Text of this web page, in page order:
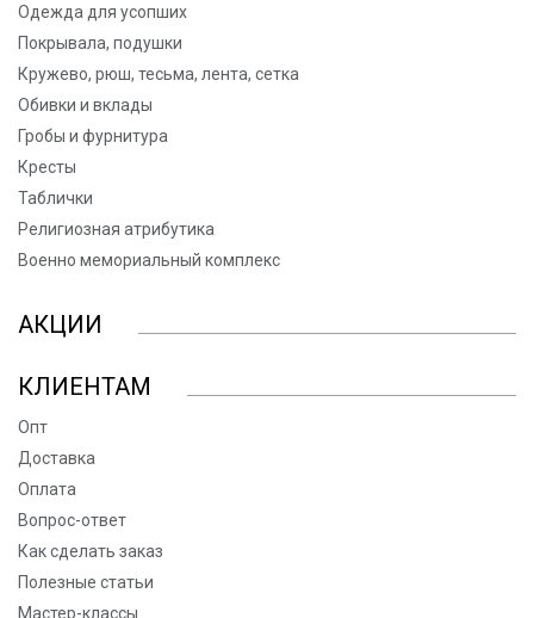
Одежда для усопших
Покрывала, подушки
Кружево, рюш, тесьма, лента, сетка
Обивки и вклады
Гробы и фурнитура
Кресты
Таблички
Религиозная атрибутика
Военно мемориальный комплекс
АКЦИИ
КЛИЕНТАМ
Опт
Доставка
Оплата
Вопрос-ответ
Как сделать заказ
Полезные статьи
Мастер-классы